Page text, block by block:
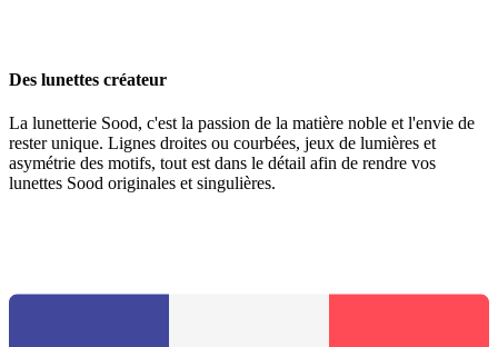
Des lunettes créateur
La lunetterie Sood, c'est la passion de la matière noble et l'envie de
rester unique. Lignes droites ou courbées, jeux de lumières et
asymétrie des motifs, tout est dans le détail afin de rendre vos
lunettes Sood originales et singulières.